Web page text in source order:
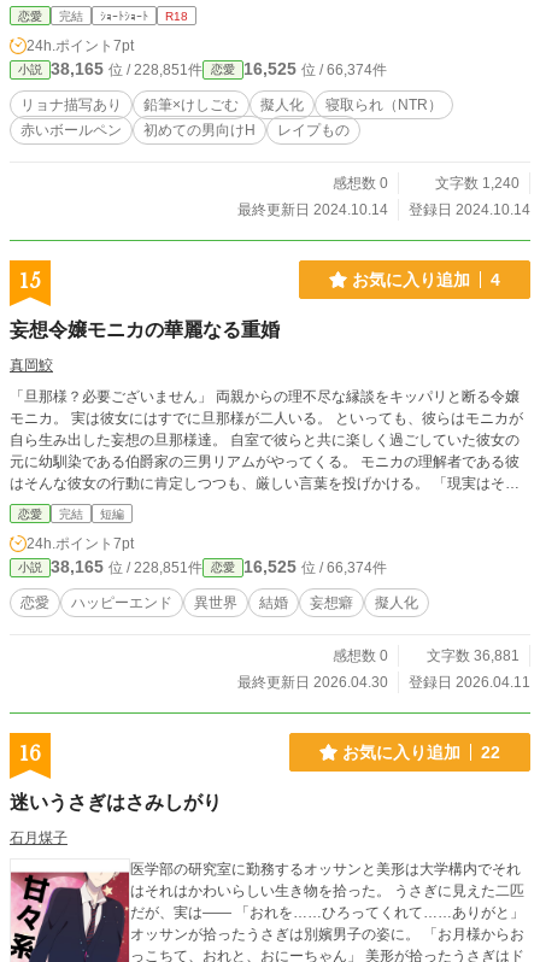
恋愛 完結 ｼｮｰﾄｼｮｰﾄ R18
24h.ポイント 7pt
小説 38,165 位 / 228,851件 恋愛 16,525 位 / 66,374件
リョナ描写あり 鉛筆×けしごむ 擬人化
寝取られ（NTR）
赤いボールペン
初めての男向けH レイプもの
感想数 0
文字数 1,240
最終更新日 2024.10.14
登録日 2024.10.14
15 お気に入り追加 4
妄想令嬢モニカの華麗なる重婚
真岡鮫
「旦那様？必要ございません」 両親からの理不尽な縁談をキッパリと断る令嬢
モニカ。 実は彼女にはすでに旦那様が二人いる。 といっても、彼らはモニカが
自ら生み出した妄想の旦那様達。 自室で彼らと共に楽しく過ごしていた彼女の
元に幼馴染である伯爵家の三男リアムがやってくる。 モニカの理解者である彼
はそんな彼女の行動に肯定しつつも、厳しい言葉を投げかける。 「現実はそん
な甘くないぞ」 彼からの忠告に呆然とするモニカだったが、リアムの思いもよ
らない提案によってその生活は徐々変化していくことに……
恋愛 完結 短編
24h.ポイント 7pt
小説 38,165 位 / 228,851件 恋愛 16,525 位 / 66,374件
恋愛 ハッピーエンド 異世界 結婚 妄想癖 擬人化
感想数 0
文字数 36,881
最終更新日 2026.04.30
登録日 2026.04.11
16 お気に入り追加 22
迷いうさぎはさみしがり
石月煤子
医学部の研究室に勤務するオッサンと美形は大学構内でそれ
はそれはかわいらしい生き物を拾った。 うさぎに見えた二匹
だが、実は―― 「おれを……ひろってくれて……ありがと」
オッサンが拾ったうさぎは別嬪男子の姿に。 「お月様からお
っこちて、おれと、おにーちゃん」 美形が拾ったうさぎはド